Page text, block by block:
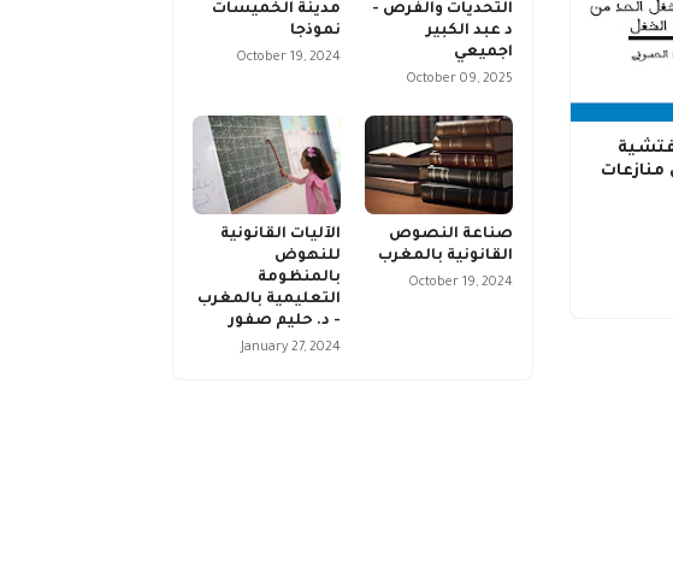
التحديات والفرص -
د عبد الكبير
اجميعي
October 09, 2025
مدينة الخميسات
نموذجا
October 19, 2024
صناعة النصوص
القانونية بالمغرب
October 19, 2024
الآليات القانونية
للنهوض
بالمنظومة
التعليمية بالمغرب
- د. حليم صفور
January 27, 2024